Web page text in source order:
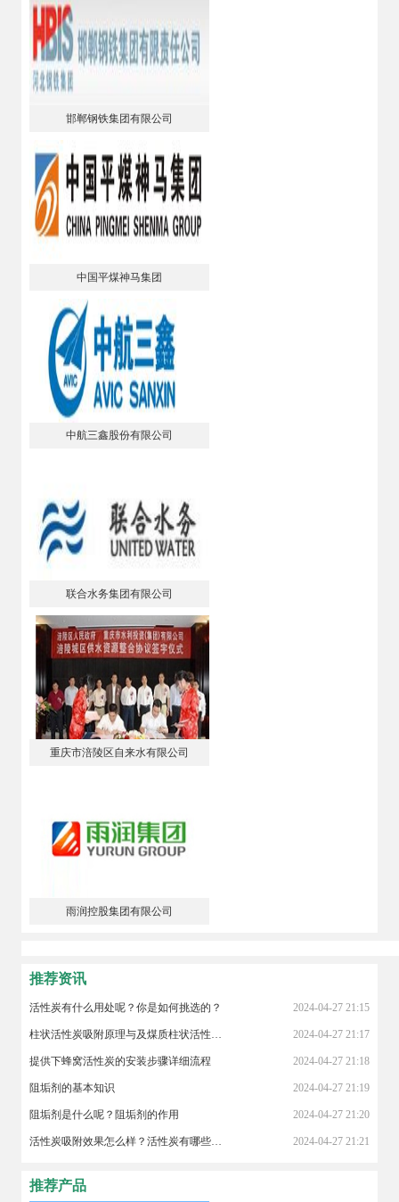
邯郸钢铁集团有限公司
中国平煤神马集团
中航三鑫股份有限公司
联合水务集团有限公司
重庆市涪陵区自来水有限公司
雨润控股集团有限公司
推荐资讯
活性炭有什么用处呢？你是如何挑选的？ 2024-04-27 21:15
柱状活性炭吸附原理与及煤质柱状活性炭对粘合剂的标准 2024-04-27 21:17
提供下蜂窝活性炭的安装步骤详细流程 2024-04-27 21:18
阻垢剂的基本知识 2024-04-27 21:19
阻垢剂是什么呢？阻垢剂的作用 2024-04-27 21:20
活性炭吸附效果怎么样？活性炭有哪些作用？ 2024-04-27 21:21
推荐产品